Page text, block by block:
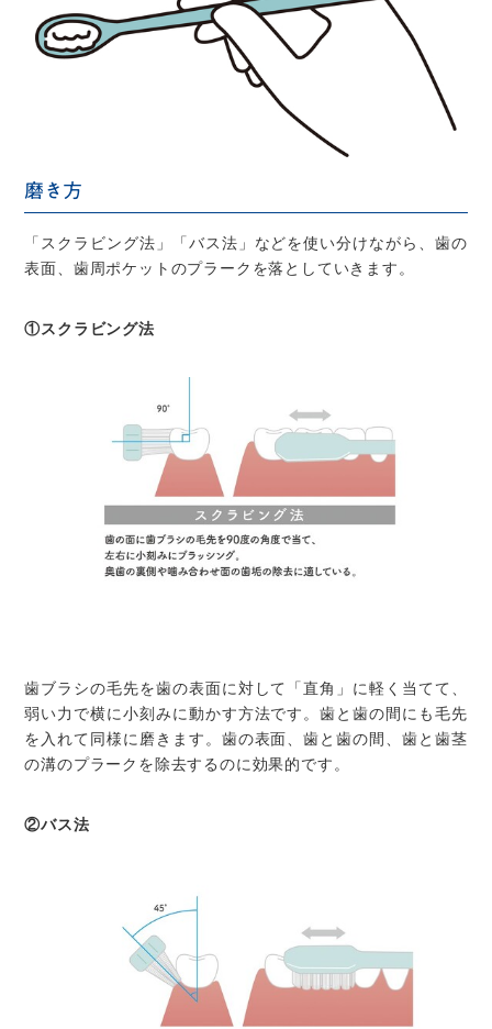
磨き方
「スクラビング法」「バス法」などを使い分けながら、歯の
表面、歯周ポケットのプラークを落としていきます。
①スクラビング法
歯ブラシの毛先を歯の表面に対して「直角」に軽く当てて、
弱い力で横に小刻みに動かす方法です。歯と歯の間にも毛先
を入れて同様に磨きます。歯の表面、歯と歯の間、歯と歯茎
の溝のプラークを除去するのに効果的です。
②バス法